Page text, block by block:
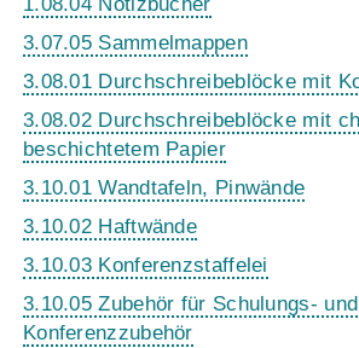
3.07.05 Sammelmappen
3.08.01 Durchschreibeblöcke mit
3.08.02 Durchschreibeblöcke mit
beschichtetem Papier
3.10.01 Wandtafeln, Pinwände
3.10.02 Haftwände
3.10.03 Konferenzstaffelei
3.10.05 Zubehör für Schulungs- und
Konferenzzubehör